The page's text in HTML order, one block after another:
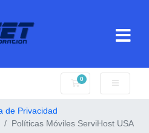
0
کارت خرید
de Privacidad
Políticas Móviles ServiHost USA